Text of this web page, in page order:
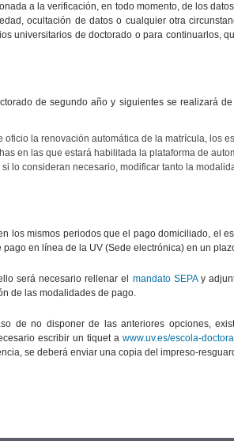
a la verificación, en todo momento, de los
ocultación de datos o cualquier otra
universitarios de doctorado o para continuarlos,
de segundo año y siguientes se realizará
la renovación automática de la matrícula, los
en las que estará habilitada la plataforma de
lo consideran necesario, modificar tanto la
los mismos periodos que el pago domiciliado, el
en línea de la UV (Sede electrónica) en un
será necesario rellenar el mandato SEPAy
de las modalidades de pago.
de no disponer de las anteriores opciones,
escribir un tiquet awww.uv.es/escola-
se deberá enviar una copia del impreso-